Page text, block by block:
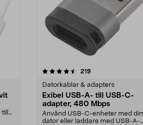
219recensioner
Datorkablar & adapters
Exibel USB-A- till USB-C-
adapter, 480 Mbps
Använd USB-C-enheter med din
dator eller laddare med USB-A-
4.5 av 5 stjärnor